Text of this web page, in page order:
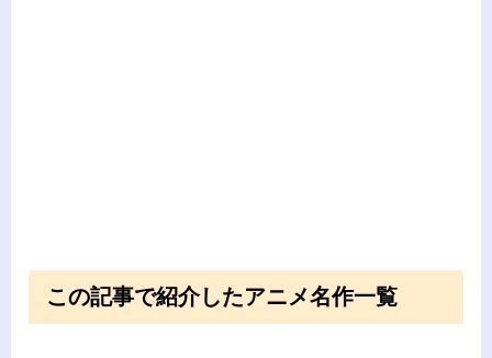
この記事で紹介したアニメ名作一覧